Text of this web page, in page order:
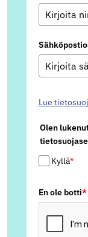
Lue
Olen
Kyllä*
En ole botti*